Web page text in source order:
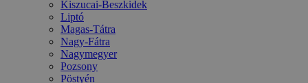
Kiszucai-Beszkidek
Liptó
Magas-Tátra
Nagy-Fátra
Nagymegyer
Pozsony
Pöstyén